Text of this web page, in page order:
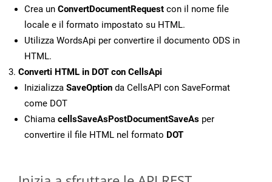
Crea un ConvertDocumentRequest con il nome file
locale e il formato impostato su HTML.
Utilizza WordsApi per convertire il documento ODS in
HTML.
Converti HTML in DOT con CellsApi
Inizializza SaveOption da CellsAPI con SaveFormat
come DOT
Chiama cellsSaveAsPostDocumentSaveAs per
convertire il file HTML nel formato DOT